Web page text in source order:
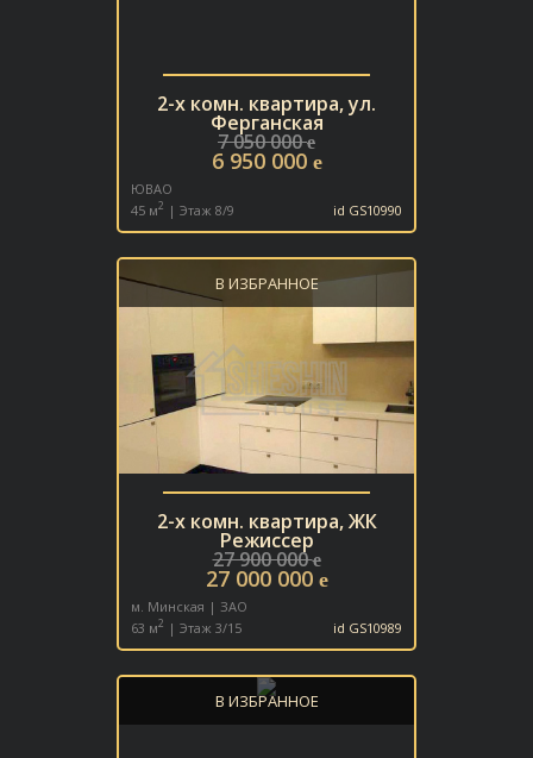
2-х комн. квартира, ул.
Ферганская
7 050 000e
6 950 000 e
ЮВАО
45 м2 | Этаж 8/9 id GS10990
2-х комн. квартира, ЖК
Режиссер
27 900 000e
27 000 000 e
м. Минская | ЗАО
63 м2 | Этаж 3/15 id GS10989
В ИЗБРАННОЕ
В ИЗБРАННОЕ